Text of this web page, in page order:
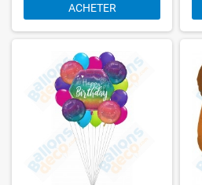
ACHETER